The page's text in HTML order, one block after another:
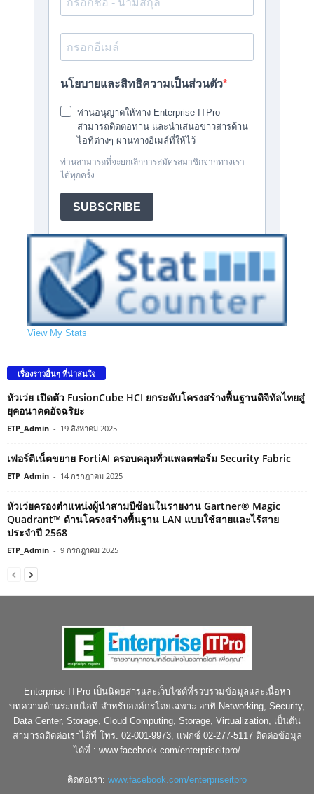
View My Stats
เรื่องราวอื่นๆ ที่น่าสนใจ
หัวเว่ย เปิดตัว FusionCube HCI ยกระดับโครงสร้างพื้นฐานดิจิทัลไทยสู่
ยุคอนาคตอัจฉริยะ
ETP_Admin - 19 สิงหาคม 2025
เฟอร์ติเน็ตขยาย FortiAI ครอบคลุมทั่วแพลตฟอร์ม Security Fabric
ETP_Admin - 14 กรกฎาคม 2025
หัวเว่ยครองตำแหน่งผู้นำสามปีซ้อนในรายงาน Gartner® Magic
Quadrant™ ด้านโครงสร้างพื้นฐาน LAN แบบใช้สายและไร้สาย
ประจำปี 2568
ETP_Admin - 9 กรกฎาคม 2025
Enterprise ITPro เป็นนิตยสารและเว็บไซต์ที่รวบรวมข้อมูลและเนื้อหา
บทความด้านระบบไอที สำหรับองค์กรโดยเฉพาะ อาทิ Networking, Security,
Data Center, Storage, Cloud Computing, Storage, Virtualization, เป็นต้น
สามารถติดต่อเราได้ที่ โทร. 02-001-9973, แฟกซ์ 02-277-5117 ติดต่อข้อมูล
ได้ที่ : www.facebook.com/enterpriseitpro/
ติดต่อเรา: www.facebook.com/enterpriseitpro